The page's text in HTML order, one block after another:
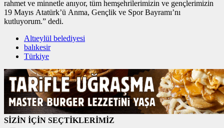
rahmet ve minnetle anıyor, tüm hemşehrilerimizin ve gençlerimizin
19 Mayıs Atatürk’ü Anma, Gençlik ve Spor Bayramı’nı
kutluyorum.” dedi.
Altıeylül belediyesi
balıkesir
Türkiye
SİZİN İÇİN SEÇTİKLERİMİZ